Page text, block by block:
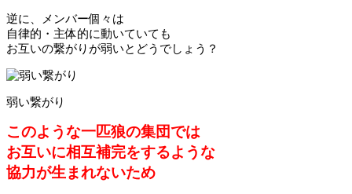
逆に、メンバー個々は
自律的・主体的に動いていても
お互いの繋がりが弱いとどうでしょう？
弱い繋がり
このような一匹狼の集団では
お互いに相互補完をするような
協力が生まれないため